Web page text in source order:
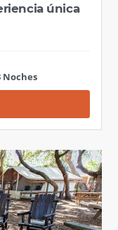
única
Noches